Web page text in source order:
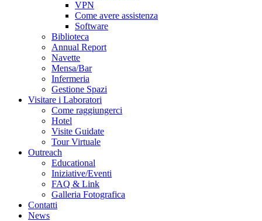
VPN
Come avere assistenza
Software
Biblioteca
Annual Report
Navette
Mensa/Bar
Infermeria
Gestione Spazi
Visitare i Laboratori
Come raggiungerci
Hotel
Visite Guidate
Tour Virtuale
Outreach
Educational
Iniziative/Eventi
FAQ & Link
Galleria Fotografica
Contatti
News